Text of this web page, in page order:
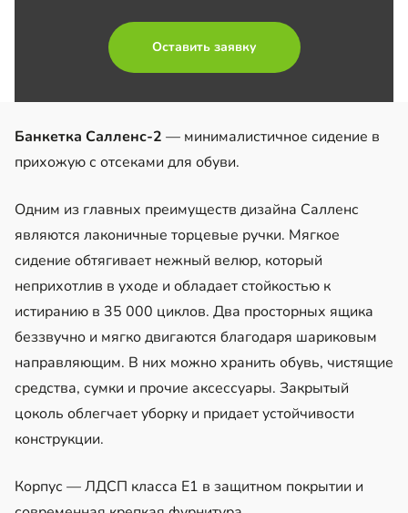
Оставить заявку
Банкетка Салленс-2 — минималистичное сидение в
прихожую с отсеками для обуви.
Одним из главных преимуществ дизайна Салленс
являются лаконичные торцевые ручки. Мягкое
сидение обтягивает нежный велюр, который
неприхотлив в уходе и обладает стойкостью к
истиранию в 35 000 циклов. Два просторных ящика
беззвучно и мягко двигаются благодаря шариковым
направляющим. В них можно хранить обувь, чистящие
средства, сумки и прочие аксессуары. Закрытый
цоколь облегчает уборку и придает устойчивости
конструкции.
Корпус — ЛДСП класса Е1 в защитном покрытии и